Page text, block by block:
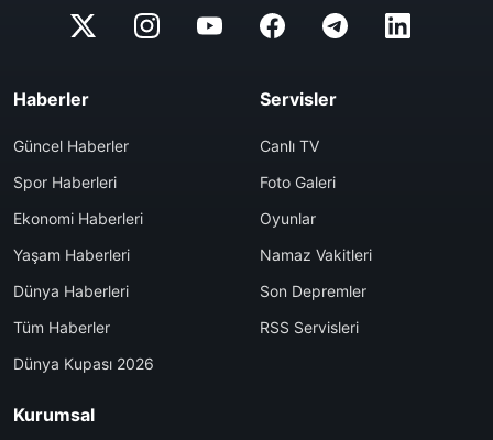
Haberler
Güncel Haberler
Spor Haberleri
Ekonomi Haberleri
Yaşam Haberleri
Dünya Haberleri
Tüm Haberler
Dünya Kupası 2026
Servisler
Canlı TV
Foto Galeri
Oyunlar
Namaz Vakitleri
Son Depremler
RSS Servisleri
Kurumsal